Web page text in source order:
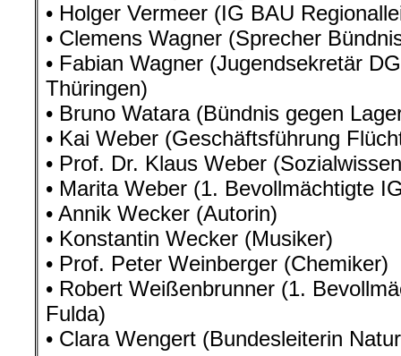
• Holger Vermeer (IG BAU
• Clemens Wagner (Sprecher
• Fabian Wagner (Jugendsekretär
Thüringen)
• Bruno Watara (Bündnis gegen
• Kai Weber (Geschäftsführung
• Prof. Dr. Klaus Weber
• Marita Weber (1. Bevollmächtigte
• Annik Wecker (Autorin)
• Konstantin Wecker (Musiker)
• Prof. Peter Weinberger (Chemiker)
• Robert Weißenbrunner (1.
Fulda)
• Clara Wengert (Bundesleiterin